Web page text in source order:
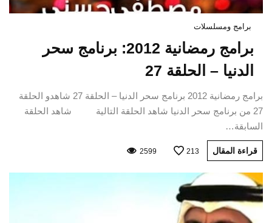
برامج ومسلسلات
برامج رمضانية 2012: برنامج سحر
الدنيا – الحلقة 27
برامج رمضانية 2012 برنامج سحر الدنيا – الحلقة 27 شاهدو الحلقة
27 من برنامج سحر الدنيا شاهد الحلقة التالية شاهد الحلقة
السابقة…
قراءة المقال 213
2599